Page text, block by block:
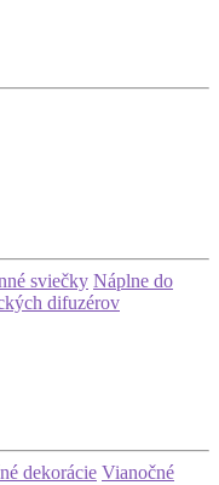
sviečky Náplne do
difuzérov
dekorácie Vianočné